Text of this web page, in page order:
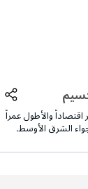
اقتصاداً والأطول عمراً
الشرق الأوسط.